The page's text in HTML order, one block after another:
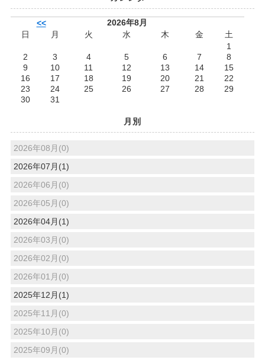
<<
2026年8月
日
月 火 水 木 金
土
1
2
3 4 5 6 7
8
9
10 11 12 13 14
15
16
17 18 19 20 21
22
23
24 25 26 27 28
29
30
31
月別
2026年08月(0)
2026年07月(1)
2026年06月(0)
2026年05月(0)
2026年04月(1)
2026年03月(0)
2026年02月(0)
2026年01月(0)
2025年12月(1)
2025年11月(0)
2025年10月(0)
2025年09月(0)